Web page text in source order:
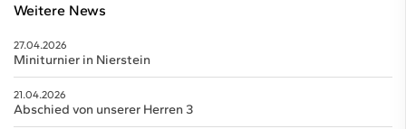
Weitere News
27.04.2026
Miniturnier in Nierstein
21.04.2026
Abschied von unserer Herren 3